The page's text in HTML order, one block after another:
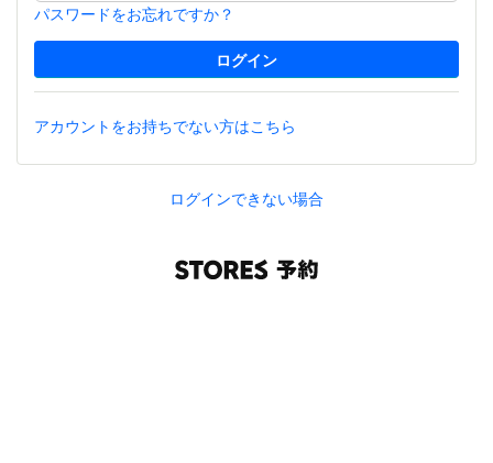
パスワードをお忘れですか？
アカウントをお持ちでない方はこちら
ログインできない場合